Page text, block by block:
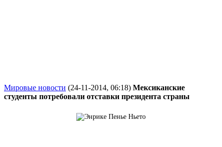
Мировые новости (24-11-2014, 06:18) Мексиканские
студенты потребовали отставки президента страны